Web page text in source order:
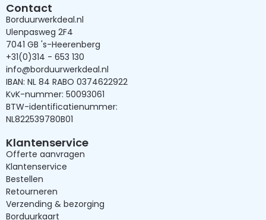
Contact
Borduurwerkdeal.nl
Ulenpasweg 2F4
7041 GB 's-Heerenberg
+31(0)314 - 653 130
info@borduurwerkdeal.nl
IBAN: NL 84 RABO 0374622922
KvK-nummer: 50093061
BTW-identificatienummer:
NL822539780B01
Klantenservice
Offerte aanvragen
Klantenservice
Bestellen
Retourneren
Verzending & bezorging
Borduurkaart